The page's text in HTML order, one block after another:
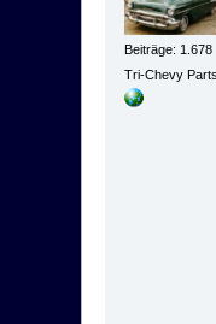
Beiträge: 1.678
Tri-Chevy Parts